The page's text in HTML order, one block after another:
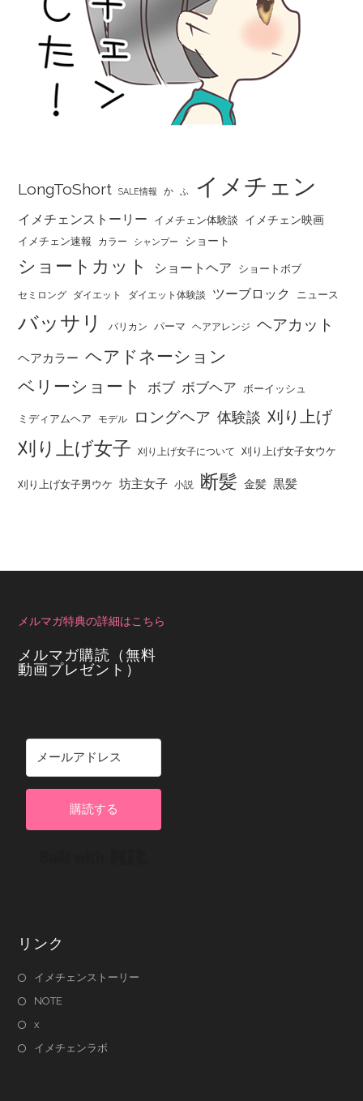
LongToShort SALE情報 か ふ イメチェン
イメチェンストーリー イメチェン体験談 イメチェン映画
イメチェン速報 カラー シャンプー ショート
ショートカット ショートヘア ショートボブ
セミロング ダイエット ダイエット体験談 ツーブロック ニュース
バッサリ バリカン パーマ ヘアアレンジ ヘアカット
ヘアカラー ヘアドネーション
ベリーショート
ボブ ボブヘア ボーイッシュ
ミディアムヘア モデル ロングヘア 体験談 刈り上げ
刈り上げ女子 刈り上げ女子について 刈り上げ女子女ウケ
刈り上げ女子男ウケ 坊主女子 小説 断髪 金髪 黒髪
メルマガ特典の詳細はこちら
メルマガ購読（無料
動画プレゼント）
購読する
リンク
イメチェンストーリー
NOTE
x
イメチェンラボ